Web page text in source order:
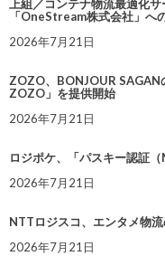
上組／コンテナ物流最適化
「OneStream株式会社」へ
2026年7月21日
ZOZO、BONJOUR
ZOZO」を提供開始
2026年7月21日
ロジポケ、「パスキー認証
2026年7月21日
NTTロジスコ、エンタメ物
2026年7月21日